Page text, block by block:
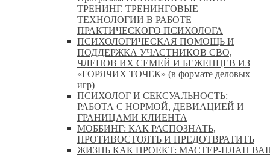
ТРЕНИНГ. ТРЕНИНГОВЫЕ
ТЕХНОЛОГИИ В РАБОТЕ
ПРАКТИЧЕСКОГО ПСИХОЛОГА
ПСИХОЛОГИЧЕСКАЯ ПОМОЩЬ И
ПОДДЕРЖКА УЧАСТНИКОВ СВО,
ЧЛЕНОВ ИХ СЕМЕЙ И БЕЖЕНЦЕВ ИЗ
«ГОРЯЧИХ ТОЧЕК» (в формате деловых
игр)
ПСИХОЛОГ И СЕКСУАЛЬНОСТЬ:
РАБОТА С НОРМОЙ, ДЕВИАЦИЕЙ И
ГРАНИЦАМИ КЛИЕНТА
МОББИНГ: КАК РАСПОЗНАТЬ,
ПРОТИВОСТОЯТЬ И ПРЕДОТВРАТИТЬ
ЖИЗНЬ КАК ПРОЕКТ: МАСТЕР‑ПЛАН